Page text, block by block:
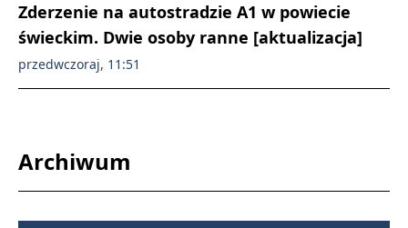
Zderzenie na autostradzie A1 w powiecie
świeckim. Dwie osoby ranne [aktualizacja]
przedwczoraj, 11:51
Archiwum